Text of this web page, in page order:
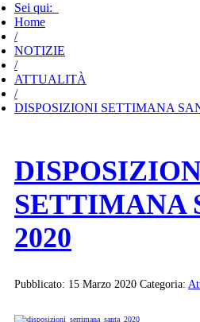
Sei qui:
Home
/
NOTIZIE
/
ATTUALITÀ
/
DISPOSIZIONI SETTIMANA
SETTIMANA
2020
Pubblicato: 15 Marzo 2020 Categoria: